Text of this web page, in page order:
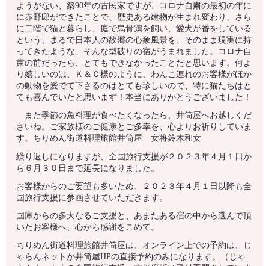
ようがない、築90年の古民家ですが、コロナ自粛の最初の年に
に赤野邸ができたことで、歴史ある建物が生まれ変わり、さら
に二階で猫と暮らし、庭で烏骨鶏を飼い、愛犬が番をしている
という、まるで日本人の故郷の心象風景を、そのまま現実に持
ってきたような、そんな型破りの宿がうまれました。コロナ自
粛の前だったら、とてもできなかったことだと思います。何よ
り嬉しいのは、Ｋ＆Ｃ様のように、わんこ連れのお客様がほか
の動物を愛でて下さるのはとても珍しいので、特に猫たちはと
ても喜んでいたと思います！本当にありがとうございました！
また季節の魚料理が食べたくなったら、井筒屋へお越しくだ
さいね。ご家族様のご健康とご多幸を、心よりお祈りしていま
す。ちりめん街道料理旅館井筒屋 女将鈴木和女
繰り返しになりますが、全国旅行支援が２０２３年４月１日か
ら６月３０日まで延長になりました。
お客様からのご要望も多いため、２０２３年４月１日以降も全
国旅行支援に参画させていただきます。
国庫からの多大なるご支援と、あまたある宿の中から選んで頂
いたお客様へ、心から感謝をこめて。
ちりめん街道料理旅館井筒屋は、オンライン上での予約は、じ
ゃらんネットか井筒屋HPの直接予約のみになります。（じゃ